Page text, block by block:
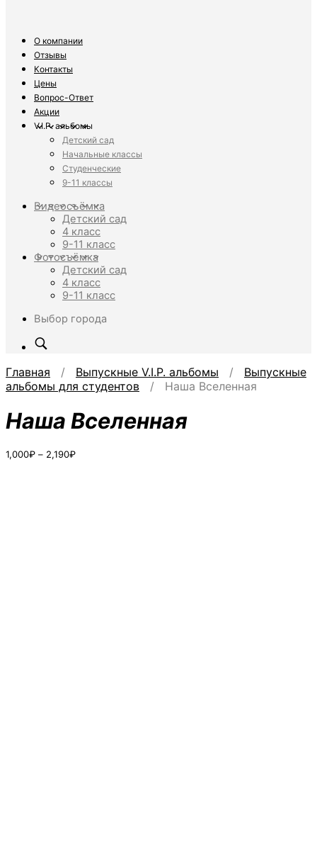
О компании
Отзывы
Контакты
Цены
Вопрос-Ответ
Акции
V.I.P. альбомы
Детский сад
Начальные классы
Студенческие
9-11 классы
Видеосъёмка
Детский сад
4 класс
9-11 класс
Фотосъёмка
Детский сад
4 класс
9-11 класс
Выбор города
Главная / Выпускные V.I.P. альбомы / Выпускные
альбомы для студентов / Наша Вселенная
Наша Вселенная
1,000₽ – 2,190₽Диапазон